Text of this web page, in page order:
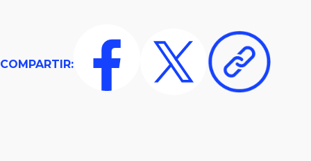
COMPARTIR: